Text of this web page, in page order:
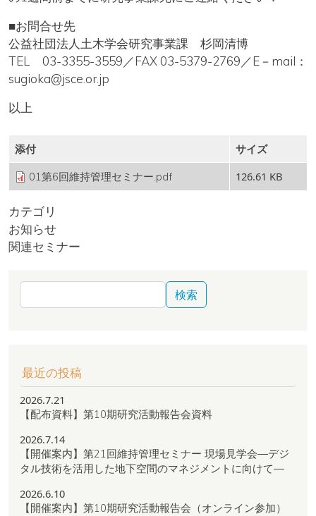
■お問合せ先
公益社団法人土木学会研究事業課 杉岡清博
TEL 03-3355-3559／FAX 03-5379-2769／E－mail：
sugioka@jsce.or.jp
以上
添付 サイズ
01第6回維持管理セミナー.pdf 126.61 KB
カテゴリ
お知らせ
関連セミナー
検索
最近の投稿
2026.7.21
【配布資料】第10期研究活動報告会資料
2026.7.14
【開催案内】第21回維持管理セミナー 現場見学会―デジ
タル技術を活用した地下空間のマネジメントに向けて―
2026.6.10
【開催案内】第10期研究活動報告会（オンライン参加）